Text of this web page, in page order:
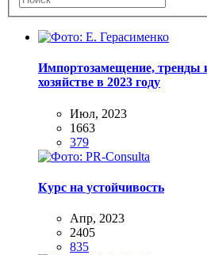
Импортозамещение, тренды
хозяйстве в 2023 году
Июл, 2023
1663
379
Курс на устойчивость
Апр, 2023
2405
835